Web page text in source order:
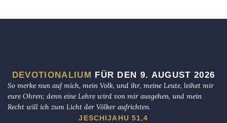
DEVOTIONALIUM FÜR DEN 9. AUGUST 2026
So merke nun auf mich, mein Volk, und ihr, meine Leute, leihet mir
eure Ohren; denn eine Lehre wird von mir ausgehen, und mein
Recht will ich zum Licht der Völker aufrichten.
JESCHIJAHU 51,4